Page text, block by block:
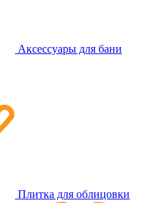
Аксессуары для бани
Плитка для облицовки